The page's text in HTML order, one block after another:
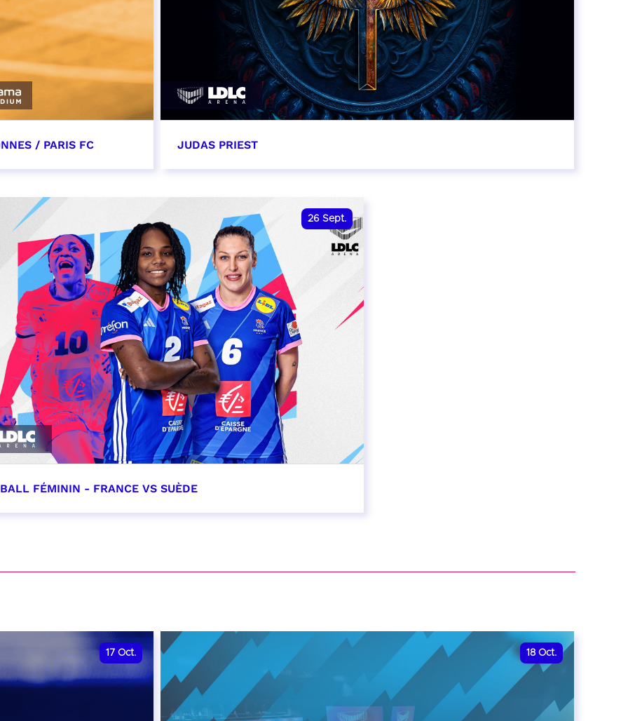
/ PARIS FC JUDAS PRIEST
26 Sept.
FÉMININ - FRANCE VS SUÈDE
17 Oct. 18 Oct.